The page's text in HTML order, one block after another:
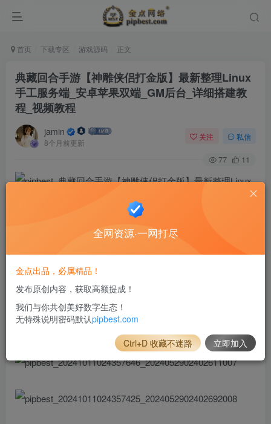
首页 下载专区 游戏源码 正文
典藏回合手游【神雕侠侣打金版】最新整理Linux
手工服务端_安卓苹果双端_GM后台_详细搭建教
程_视频教程
jamin
8个月前更新
关注 私信
77 11
全网资源·一网打尽
金点出品，必属精品！
发布原创内容，获取高额提成！
我们与你共创美好数字生态！
无特殊说明密码默认pipbest.com
Ctrl+D 收藏不迷路 立即加入